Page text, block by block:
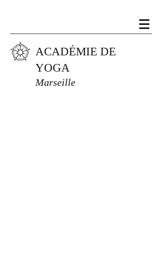
ACADÉMIE DE
YOGA
Marseille